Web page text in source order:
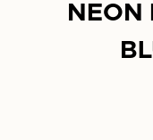
NEON